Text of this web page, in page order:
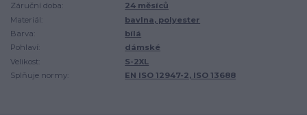
Záruční doba:
24 měsíců
Materiál:
bavlna, polyester
Barva:
bílá
Pohlaví:
dámské
Velikost:
S-2XL
Splňuje normy:
EN ISO 12947-2, ISO 13688